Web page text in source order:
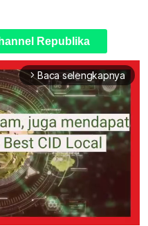
Republika
arrow_forward_ios Baca selengkapnya